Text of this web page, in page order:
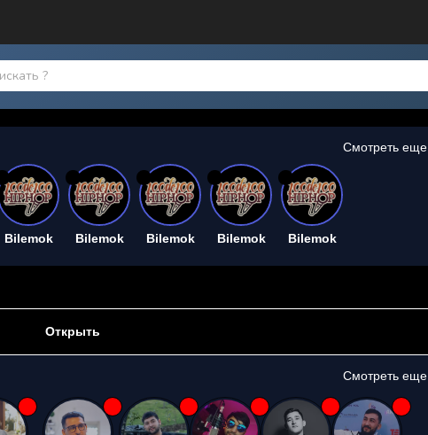
Смотреть еще
Bilemok Bilemok Bilemok Bilemok Bilemok
Открыть
Смотреть еще